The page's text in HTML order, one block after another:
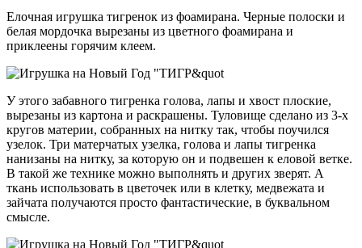
Елочная игрушка тигренок из фоамирана. Черные полоски и
белая мордочка вырезаны из цветного фоамирана и
приклеены горячим клеем.
У этого забавного тигренка голова, лапы и хвост плоские,
вырезаны из картона и раскрашены. Туловище сделано из 3-х
кругов материи, собранных на нитку так, чтобы поучился
узелок. Три матерчатых узелка, голова и лапы тигренка
нанизаны на нитку, за которую он и подвешен к еловой ветке.
В такой же технике можно выполнять и других зверят. А
ткань использовать в цветочек или в клетку, медвежата и
зайчата получаются просто фантастические, в буквальном
смысле.